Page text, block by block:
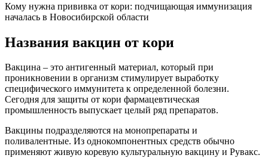
Кому нужна прививка от кори: подчищающая иммунизация
началась в Новосибирской области
Названия вакцин от кори
Вакцина – это антигенный материал, который при
проникновении в организм стимулирует выработку
специфического иммунитета к определенной болезни.
Сегодня для защиты от кори фармацевтическая
промышленность выпускает целый ряд препаратов.
Вакцины подразделяются на монопрепараты и
поливалентные. Из однокомпонентных средств обычно
применяют живую коревую культуральную вакцину и Рувакс.